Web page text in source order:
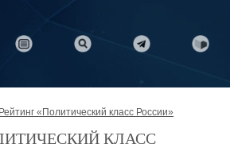
Рейтинг «Политический класс России»
КЛАСС